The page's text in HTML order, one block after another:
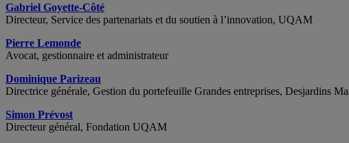
Gabriel Goyette-Côté
Directeur, Service des partenariats et du soutien à l’innovation, UQAM
Pierre Lemonde
Avocat, gestionnaire et administrateur
Dominique Parizeau
Directrice générale, Gestion du portefeuille Grandes entreprises, Desjardins
Simon Prévost
Directeur général, Fondation UQAM